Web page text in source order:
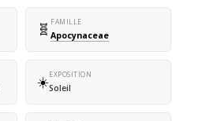
🧬 FAMILLE
Apocynaceae
☀️EXPOSITION
Soleil